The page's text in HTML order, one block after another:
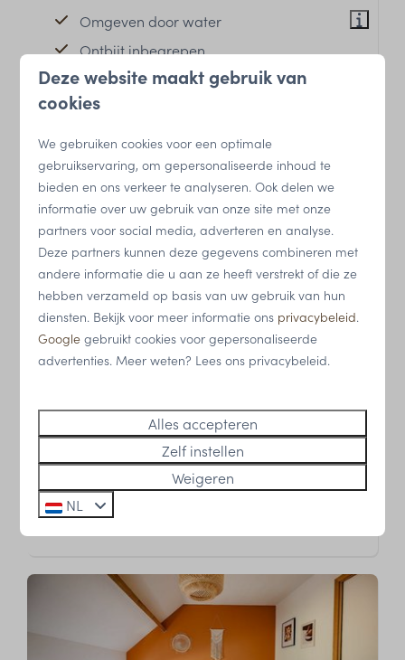
Omgeven door water
Ontbijt inbegrepen
Huisdieren toegestaan
9,2
1 nacht
2 personen
Cast Away Dome (inclusief
4
1 Sommige
Ontbijt inbegrepen
Omgeven door water
Huisdieren toegestaan
Deze website maakt gebruik van
cookies
We gebruiken cookies voor een optimale
gebruikservaring, om gepersonaliseerde inhoud te
bieden en ons verkeer te analyseren. Ook delen we
informatie over uw gebruik van onze site met onze
partners voor social media, adverteren en analyse.
Deze partners kunnen deze gegevens combineren met
andere informatie die u aan ze heeft verstrekt of die ze
hebben verzameld op basis van uw gebruik van hun
diensten. Bekijk voor meer informatie ons privacybeleid.
Google gebruikt cookies voor gepersonaliseerde
advertenties. Meer weten? Lees ons privacybeleid.
Alles accepteren
Zelf instellen
Weigeren
NL